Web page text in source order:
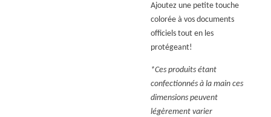
Ajoutez une petite touche
colorée à vos documents
officiels tout en les
protégeant!
*Ces produits étant
confectionnés à la main ces
dimensions peuvent
légèrement varier